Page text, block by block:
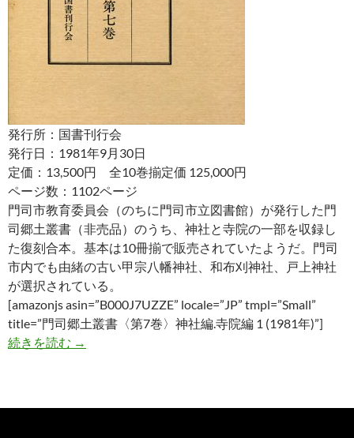
発行所：国書刊行会
発行日：1981年9月30日
定価：13,500円 全10巻揃定価 125,000円
ページ数：1102ページ
門司市教育委員会（のちに門司市立図書館）が発行した門
司郷土叢書（非売品）のうち、神社と寺院の一部を収録し
た復刻合本。基本は10冊揃で販売されていたようだ。門司
市内でも由緒の古い甲宗八幡神社、和布刈神社、戸上神社
が選択されている。
[amazonjs asin=”B000J7UZZE” locale=”JP” tmpl=”Small”
title=”門司郷土叢書〈第7巻〉神社編.寺院編 1 (1981年)”]
続きを読む 門司郷土叢書 第七巻 神社編・寺院編Ⅰ
→